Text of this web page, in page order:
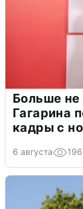
Больше не
Гагарина
кадры с
6 августа 196